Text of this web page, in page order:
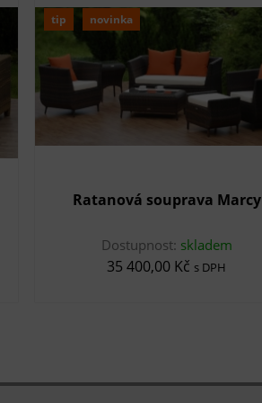
tip novinka
Ratanová souprava Marcy
Dostupnost: skladem
35 400,00 Kč s DPH